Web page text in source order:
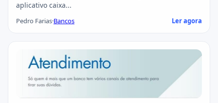
aplicativo caixa...
Pedro Farias·Bancos Ler agora